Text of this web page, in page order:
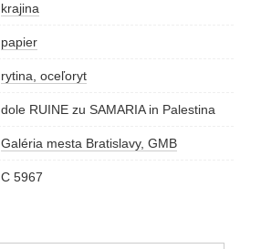
krajina
papier
rytina, oceľoryt
dole RUINE zu SAMARIA in Palestina
Galéria mesta Bratislavy, GMB
C 5967